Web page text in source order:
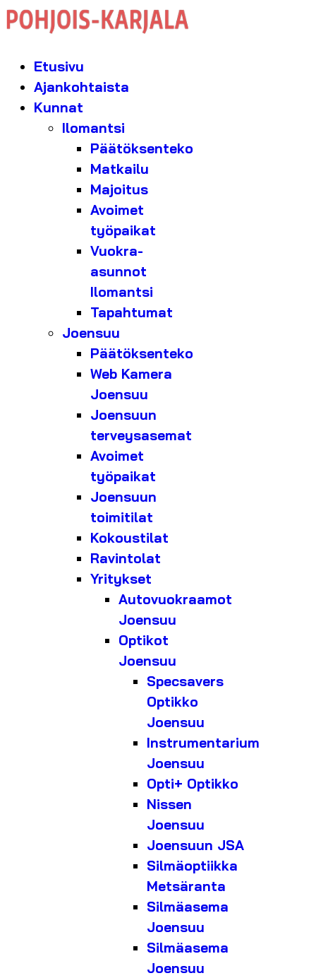
Etusivu
Ajankohtaista
Kunnat
Ilomantsi
Päätöksenteko
Matkailu
Majoitus
Avoimet
työpaikat
Vuokra-
asunnot
Ilomantsi
Tapahtumat
Joensuu
Päätöksenteko
Web Kamera
Joensuu
Joensuun
terveysasemat
Avoimet
työpaikat
Joensuun
toimitilat
Kokoustilat
Ravintolat
Yritykset
Autovuokraamot
Joensuu
Optikot
Joensuu
Specsavers
Optikko
Joensuu
Instrumentarium
Joensuu
Opti+ Optikko
Nissen
Joensuu
Joensuun JSA
Silmäoptiikka
Metsäranta
Silmäasema
Joensuu
Silmäasema
Joensuu